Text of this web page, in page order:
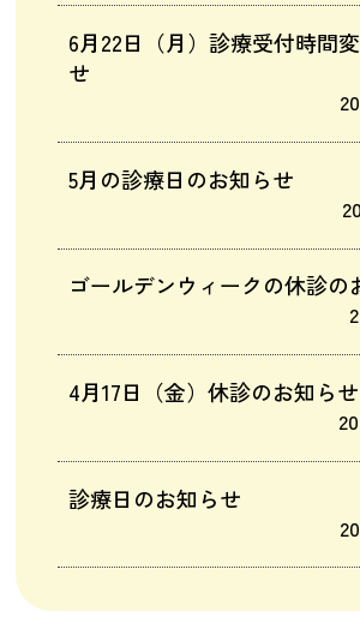
6月22日（月）診療受付時間
せ
5月の診療日のお知らせ
ゴールデンウィークの休診の
4月17日（金）休診のお知らせ
診療日のお知らせ